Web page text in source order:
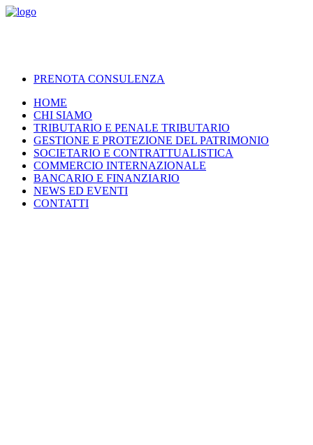
PRENOTA CONSULENZA
HOME
CHI SIAMO
TRIBUTARIO E PENALE TRIBUTARIO
GESTIONE E PROTEZIONE DEL PATRIMONIO
SOCIETARIO E CONTRATTUALISTICA
COMMERCIO INTERNAZIONALE
BANCARIO E FINANZIARIO
NEWS ED EVENTI
CONTATTI